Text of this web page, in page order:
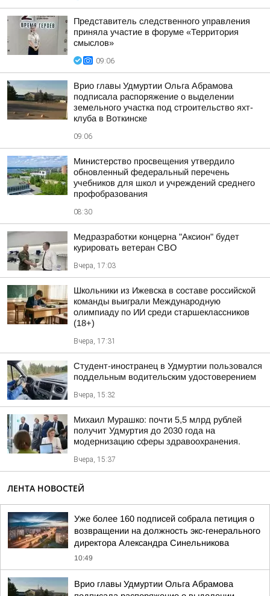
Представитель следственного управления
приняла участие в форуме «Территория
смыслов»
09:06
Врио главы Удмуртии Ольга Абрамова
подписала распоряжение о выделении
земельного участка под строительство яхт-
клуба в Воткинске
09:06
Министерство просвещения утвердило
обновленный федеральный перечень
учебников для школ и учреждений среднего
профобразования
08:30
Медразработки концерна "Аксион" будет
курировать ветеран СВО
Вчера, 17:03
Школьники из Ижевска в составе российской
команды выиграли Международную
олимпиаду по ИИ среди старшеклассников
(18+)
Вчера, 17:31
Студент-иностранец в Удмуртии пользовался
поддельным водительским удостоверением
Вчера, 15:32
Михаил Мурашко: почти 5,5 млрд рублей
получит Удмуртия до 2030 года на
модернизацию сферы здравоохранения.
Вчера, 15:37
ЛЕНТА НОВОСТЕЙ
Уже более 160 подписей собрала петиция о
возвращении на должность экс-генерального
директора Александра Синельникова
10:49
Врио главы Удмуртии Ольга Абрамова